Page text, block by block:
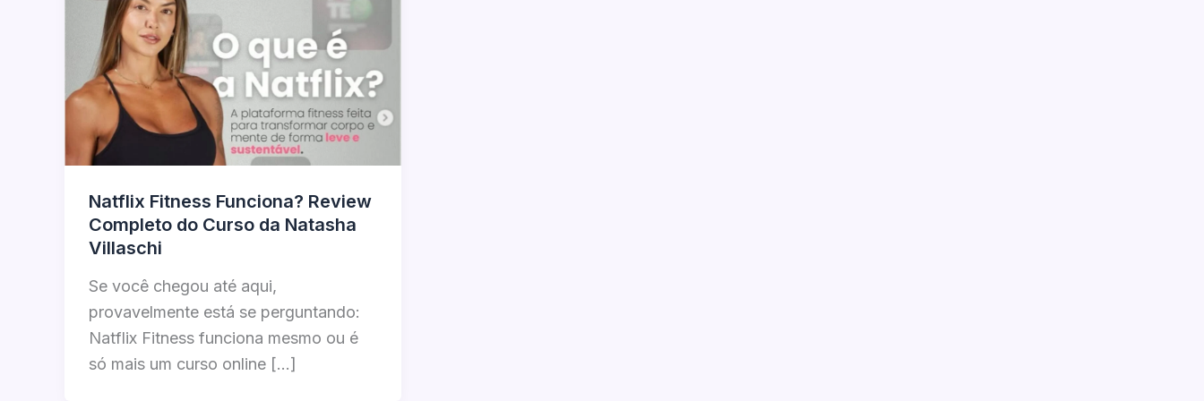
Natflix Fitness Funciona? Review
Completo do Curso da Natasha
Villaschi
Se você chegou até aqui,
provavelmente está se perguntando:
Natflix Fitness funciona mesmo ou é
só mais um curso online […]